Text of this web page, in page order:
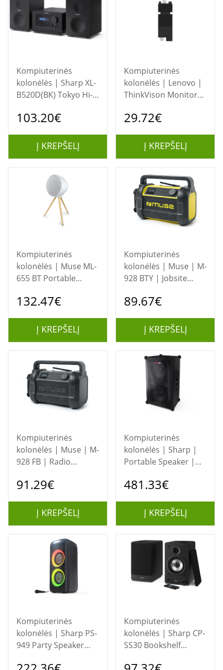
Kompiuterinės
kolonėlės | Sharp XL-
B520D(BK) Tokyo Hi-Fi
FM/DAB/DAB+/USB,
Aux-in, Black | Sharp
| Tokyo Hi-Fi Micro
System 2.0 | XL-
B520D(BK) |
Bluetooth | Black
103.20€
Į KREPŠELĮ
Kompiuterinės
kolonėlės | Lenovo |
ThinkVison Monitor
| 4 Ω | Black
29.72€
Į KREPŠELĮ
Kompiuterinės
kolonėlės | Muse ML-
655 BT Portable
Muse | Portable
ML-655 BT |
Bluetooth | Wireless
connection |
Portable
132.47€
Į KREPŠELĮ
Kompiuterinės
kolonėlės | Muse | M-
928 BTY | Jobsite
Waterproof |
connection |
Portable | NFC
features |
Black/Yellow
89.67€
Į KREPŠELĮ
Kompiuterinės
kolonėlės | Muse | M-
928 FB | Radio
| Bluetooth |
Portable | NFC
features | Black
91.29€
Į KREPŠELĮ
Kompiuterinės
kolonėlės | Sharp |
Portable Speaker |
LS200 High
| Waterproof |
Bluetooth | Wireless
connection |
Portable | Black
481.33€
Į KREPŠELĮ
Kompiuterinės
kolonėlės | Sharp PS-
949 Party Speaker
Kompiuterinės
kolonėlės | Sharp CP-
SS30 Bookshelf